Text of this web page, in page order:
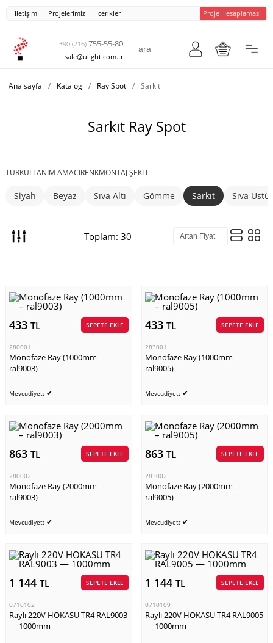
İletişim Projelerimiz Icerikler Proje Hesaplaması
+90 (216) 755-55-80
sale@ulight.com.tr
Ana sayfa / Katalog / Ray Spot / Sarkıt
Sarkıt Ray Spot
TÜRKULLANIM AMACIRENKMONTAJ ŞEKLI
Siyah Beyaz Sıva Altı Gömme Sarkıt Sıva Üstü
Toplam: 30
433 TL SEPETE EKLE
280001
Monofaze Ray (1000mm –
ral9003)
Mevcudiyet: ✔
433 TL SEPETE EKLE
283001
Monofaze Ray (1000mm –
ral9005)
Mevcudiyet: ✔
863 TL SEPETE EKLE
280002
Monofaze Ray (2000mm –
ral9003)
Mevcudiyet: ✔
863 TL SEPETE EKLE
283002
Monofaze Ray (2000mm –
ral9005)
Mevcudiyet: ✔
1 144 TL SEPETE EKLE
0710102
Raylı 220V HOKASU TR4 RAL9003
— 1000mm
1 144 TL SEPETE EKLE
0710109
Raylı 220V HOKASU TR4 RAL9005
— 1000mm